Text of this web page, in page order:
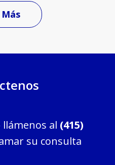
al (415)
su consulta